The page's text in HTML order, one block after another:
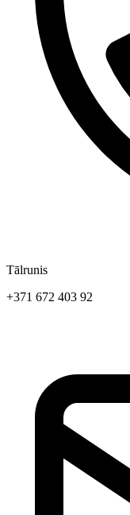
Tālrunis
+371 672 403 92